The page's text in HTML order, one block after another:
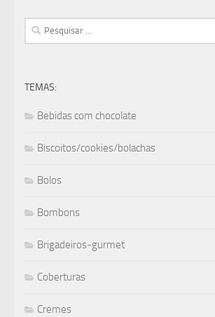
Pesquisar
por:
TEMAS:
Bebidas com chocolate
Biscoitos/cookies/bolachas
Bolos
Bombons
Brigadeiros-gurmet
Coberturas
Cremes